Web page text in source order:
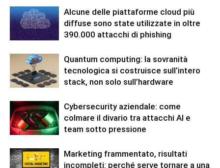
Alcune delle piattaforme cloud più
diffuse sono state utilizzate in oltre
390.000 attacchi di phishing
Quantum computing: la sovranità
tecnologica si costruisce sull’intero
stack, non solo sull’hardware
Cybersecurity aziendale: come
colmare il divario tra attacchi AI e
team sotto pressione
Marketing frammentato, risultati
incompleti: perché serve tornare a una